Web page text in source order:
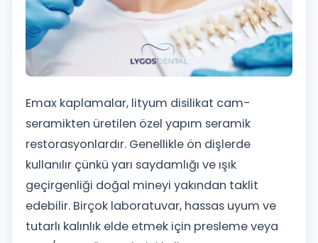
Emax kaplamalar, lityum disilikat cam-
seramikten üretilen özel yapım seramik
restorasyonlardır. Genellikle ön dişlerde
kullanılır çünkü yarı saydamlığı ve ışık
geçirgenliği doğal mineyi yakından taklit
edebilir. Birçok laboratuvar, hassas uyum ve
tutarlı kalınlık elde etmek için presleme veya